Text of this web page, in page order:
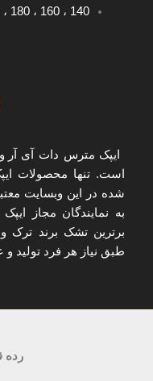
140 ، 160 ، 180 ،
ایپک مترس دات آی آر
است. تنها محصولات
شده در این وبسایت
به نمایندگان مجاز ایپک
برترین تشک برند
طبق نیاز هر فرد
رده